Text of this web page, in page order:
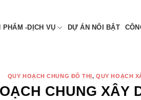
PHẨM -DỊCH VỤ DỰ ÁN NỔI BẬT
QUY HOẠCH CHUNG ĐÔ THỊ,QUY HOẠCH
CHUNG XÂY